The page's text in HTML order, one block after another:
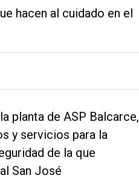
hacen al cuidado en el
planta de ASP Balcarce,
y servicios para la
de la que
San José